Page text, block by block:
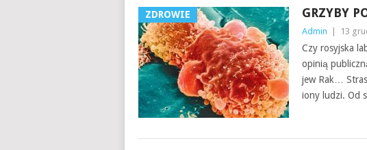
ZDROWIE GRZYBY
Admin 13
Czy rosyjska
opinią
jew Rak…
iony ludzi. Od